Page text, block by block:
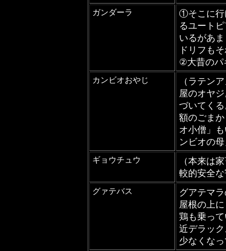
ガンダーラ
①そこに行
るユート
いるがあ
ドリフも
②大昔のパ
カンビオおやじ
（ラテン
屋のオヤ
づいてく
額のごま
オ小僧」
ンビオの
ギョウチュウ
（本来は
較的安全
グァテバス
グアテマ
屋根の上
鶏も乗っ
近デラッ
少なくな